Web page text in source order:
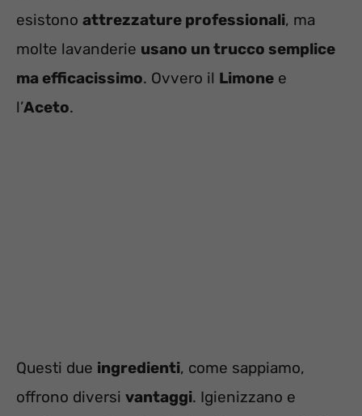
esistono attrezzature professionali, ma
molte lavanderie usano un trucco semplice
ma efficacissimo. Ovvero il Limone e
l’Aceto.
Questi due ingredienti, come sappiamo,
offrono diversi vantaggi. Igienizzano e